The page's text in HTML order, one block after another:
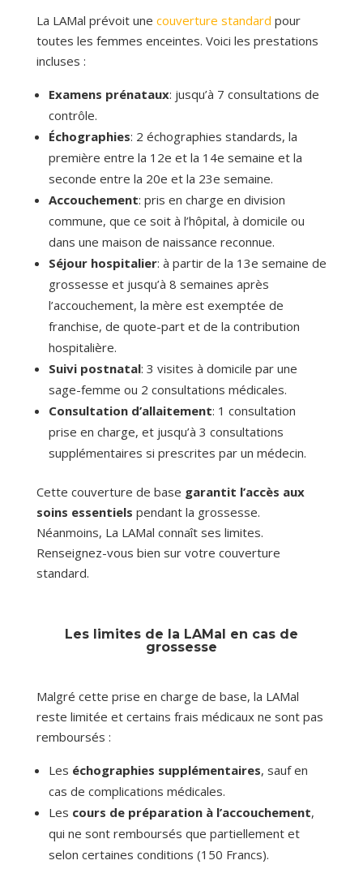
La LAMal prévoit une couverture standard pour
toutes les femmes enceintes. Voici les prestations
incluses :
Examens prénataux: jusqu’à 7 consultations de
contrôle.
Échographies: 2 échographies standards, la
première entre la 12e et la 14e semaine et la
seconde entre la 20e et la 23e semaine.
Accouchement: pris en charge en division
commune, que ce soit à l’hôpital, à domicile ou
dans une maison de naissance reconnue.
Séjour hospitalier: à partir de la 13e semaine de
grossesse et jusqu’à 8 semaines après
l’accouchement, la mère est exemptée de
franchise, de quote-part et de la contribution
hospitalière.
Suivi postnatal: 3 visites à domicile par une
sage-femme ou 2 consultations médicales.
Consultation d’allaitement: 1 consultation
prise en charge, et jusqu’à 3 consultations
supplémentaires si prescrites par un médecin.
Cette couverture de base garantit l’accès aux
soins essentiels pendant la grossesse.
Néanmoins, La LAMal connaît ses limites.
Renseignez-vous bien sur votre couverture
standard.
Les limites de la LAMal en cas de
grossesse
Malgré cette prise en charge de base, la LAMal
reste limitée et certains frais médicaux ne sont pas
remboursés :
Les échographies supplémentaires, sauf en
cas de complications médicales.
Les cours de préparation à l’accouchement,
qui ne sont remboursés que partiellement et
selon certaines conditions (150 Francs).